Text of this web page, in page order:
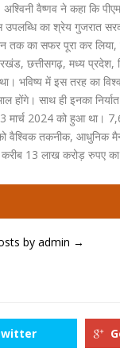
वैष्णव ने कहा कि
का श्रेय गुजरात
तक का सफर पूरा कर
छत्तीसगढ़, मध्य
भविष्य में इस तरह का
होंगे। साथ ही इनका
मार्च 2024 को हुआ था।
वैश्विक तकनीक, आधुनिक
13 लाख करोड़ रुपए
by admin →